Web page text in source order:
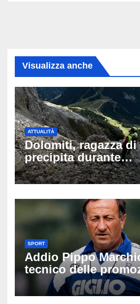
Visualizza anche
ATTUALITÀ
Dolomiti, ragazza di
precipita durante
un’escursione:
Latemar davanti
SPORT
Addio Pippo
tecnico delle
scritto pagine
del nostro calcio»